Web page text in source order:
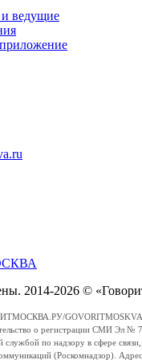
ведущие
2014-2026 ©
о регистрации СМИ Эл №
службой по надзору в сфере
(Роскомнадзор).